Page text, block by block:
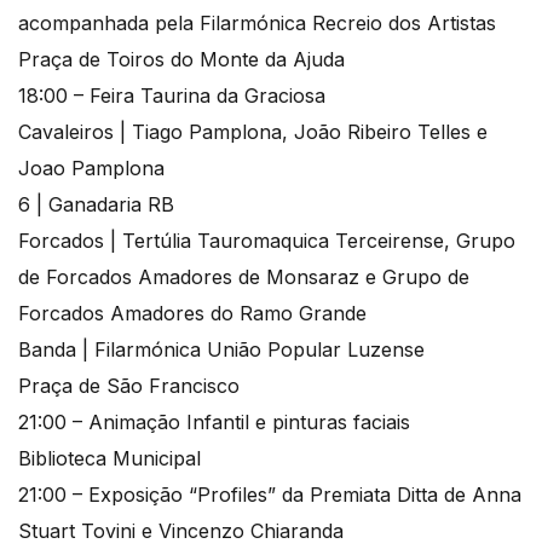
acompanhada pela Filarmónica Recreio dos Artistas
Praça de Toiros do Monte da Ajuda
18:00 – Feira Taurina da Graciosa
Cavaleiros | Tiago Pamplona, João Ribeiro Telles e
Joao Pamplona
6 | Ganadaria RB
Forcados | Tertúlia Tauromaquica Terceirense, Grupo
de Forcados Amadores de Monsaraz e Grupo de
Forcados Amadores do Ramo Grande
Banda | Filarmónica União Popular Luzense
Praça de São Francisco
21:00 – Animação Infantil e pinturas faciais
Biblioteca Municipal
21:00 – Exposição “Profiles” da Premiata Ditta de Anna
Stuart Tovini e Vincenzo Chiaranda